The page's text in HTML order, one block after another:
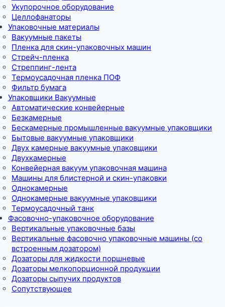
Укупорочное оборудование
Целлофанаторы
Упаковочные материалы
Вакуумные пакеты
Пленка для скин-упаковочных машин
Стрейч-пленка
Стреппинг-лента
Термоусадочная пленка ПОФ
Фильтр бумага
Упаковщики Вакуумные
Автоматические конвейерные
Безкамерные
Бескамерные промышленные вакуумные упаковщики
Бытовые вакуумные упаковщики
Двух камерные вакуумные упаковщики
Двухкамерные
Конвейерная вакуум упаковочная машина
Машины для блистерной и скин-упаковки
Однокамерные
Однокамерные вакуумные упаковщики
Термоусадочный танк
Фасовочно-упаковочное оборудование
Вертикальные упаковочные базы
Вертикальные фасовочно упаковочные машины (со
встроенным дозатором)
Дозаторы для жидкости поршневые
Дозаторы мелкопорционной продукции
Дозаторы сыпучих продуктов
Сопутствующее